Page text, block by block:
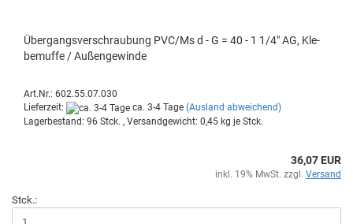
Über­gangs­ver­schrau­bung PVC/Ms d - G = 40 - 1 1/4" AG, Kle­
be­muf­fe / Au­ßen­ge­win­de
Art.Nr.: 602.55.07.030
Lieferzeit:
ca. 3-4 Tage (Ausland abweichend)
Lagerbestand: 96 Stck. , Versandgewicht: 0,45 kg je Stck.
36,07 EUR
inkl. 19% MwSt. zzgl. Versand
Stck.: